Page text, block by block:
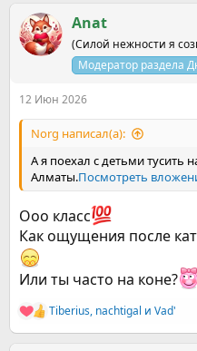
к
ц
и
Anat
(Силой нежности я
Модератор раздела
12 Июн 2026
Norg написал(а):
А я поехал с детьми тусить
Алматы.Посмотреть
Ооо класс
Как ощущения после
Или ты часто на коне?
Р
е
Tiberius, nachtigal и Vad'